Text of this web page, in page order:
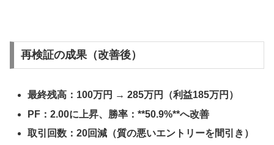
再検証の成果（改善後）
最終残高：100万円 → 285万円（利益185万円）
PF：2.00に上昇、勝率：**50.9%**へ改善
取引回数：20回減（質の悪いエントリーを間引き）